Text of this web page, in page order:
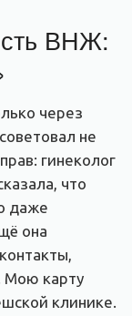
ВНЖ:
через
не
гинеколог
что
даже
она
Мою карту
клинике.